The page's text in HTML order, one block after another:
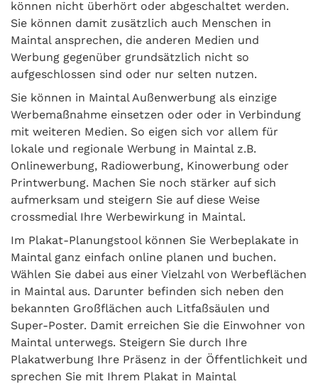
können nicht überhört oder abgeschaltet werden.
Sie können damit zusätzlich auch Menschen in
Maintal ansprechen, die anderen Medien und
Werbung gegenüber grundsätzlich nicht so
aufgeschlossen sind oder nur selten nutzen.
Sie können in Maintal Außenwerbung als einzige
Werbemaßnahme einsetzen oder oder in Verbindung
mit weiteren Medien. So eigen sich vor allem für
lokale und regionale Werbung in Maintal z.B.
Onlinewerbung, Radiowerbung, Kinowerbung oder
Printwerbung. Machen Sie noch stärker auf sich
aufmerksam und steigern Sie auf diese Weise
crossmedial Ihre Werbewirkung in Maintal.
Im Plakat-Planungstool können Sie Werbeplakate in
Maintal ganz einfach online planen und buchen.
Wählen Sie dabei aus einer Vielzahl von Werbeflächen
in Maintal aus. Darunter befinden sich neben den
bekannten Großflächen auch Litfaßsäulen und
Super-Poster. Damit erreichen Sie die Einwohner von
Maintal unterwegs. Steigern Sie durch Ihre
Plakatwerbung Ihre Präsenz in der Öffentlichkeit und
sprechen Sie mit Ihrem Plakat in Maintal